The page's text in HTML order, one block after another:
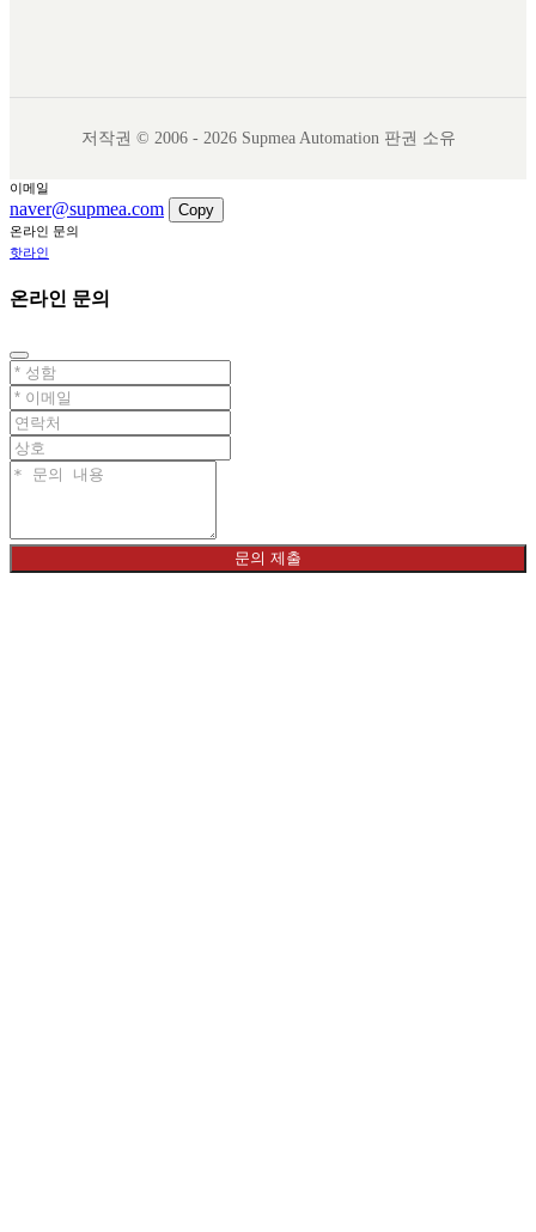
저작권 © 2006 - 2026 Supmea Automation 판권 소유
이메일
naver@supmea.com Copy
온라인 문의
핫라인
온라인 문의
문의 제출